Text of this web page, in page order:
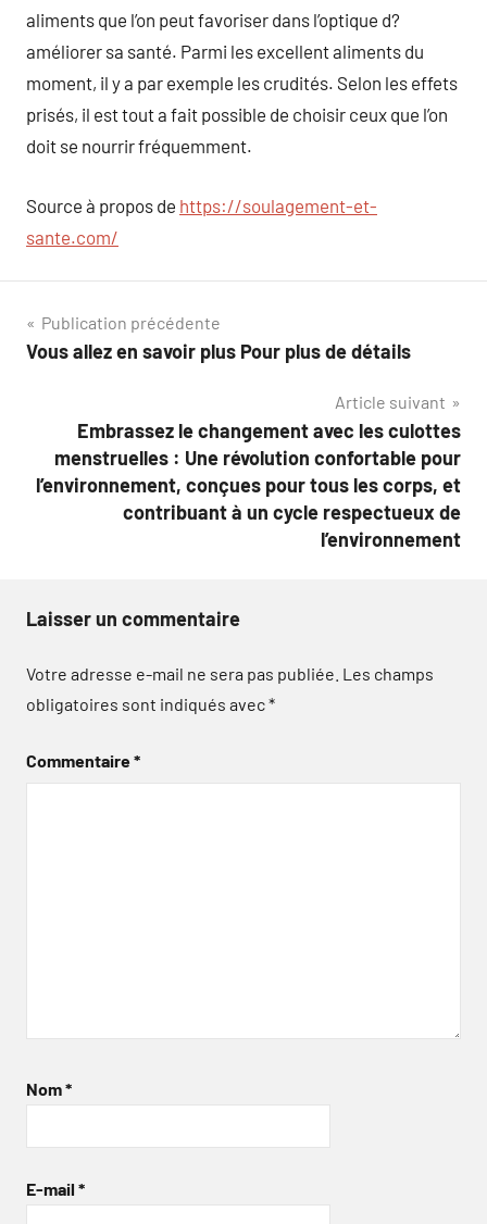
aliments que l’on peut favoriser dans l’optique d?
améliorer sa santé. Parmi les excellent aliments du
moment, il y a par exemple les crudités. Selon les effets
prisés, il est tout a fait possible de choisir ceux que l’on
doit se nourrir fréquemment.
Source à propos de https://soulagement-et-
sante.com/
Navigation
de
Publication précédente
Vous allez en savoir plus Pour plus de détails
Article suivant
Embrassez le changement avec les culottes
menstruelles : Une révolution confortable pour
l’environnement, conçues pour tous les corps, et
contribuant à un cycle respectueux de
l’environnement
Laisser un commentaire
Votre adresse e-mail ne sera pas publiée. Les champs
obligatoires sont indiqués avec*
Commentaire*
Nom*
E-mail *